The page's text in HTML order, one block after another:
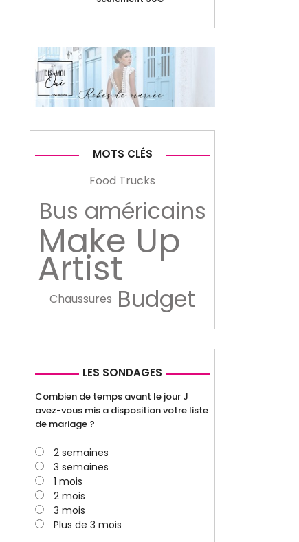
MOTS CLÉS
Food Trucks
Bus américains
Make Up
Artist
Chaussures Budget
LES SONDAGES
Combien de temps avant le jour J
avez-vous mis a disposition votre liste
de mariage ?
2 semaines
3 semaines
1 mois
2 mois
3 mois
Plus de 3 mois